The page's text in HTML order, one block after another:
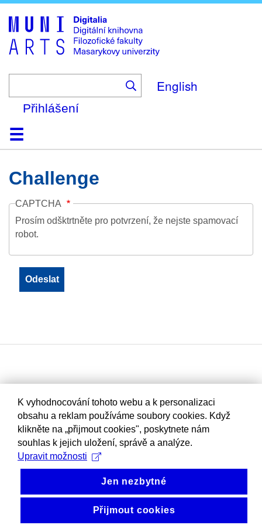
to
main
content
English
Přihlášení
DomůKolekce
Prohlížení
Vyhledávání
O platformě
Nápověda
KontaktDigitalia
Challenge
CAPTCHA
Prosím odšktrtněte pro potvrzení, že nejste spamovací
robot.
K vyhodnocování tohoto webu a k personalizaci
obsahu a reklam používáme soubory cookies. Když
klikněte na „přijmout cookies", poskytnete nám
souhlas k jejich uložení, správě a analýze.
Upravit možnosti
Jen nezbytné
Přijmout cookies